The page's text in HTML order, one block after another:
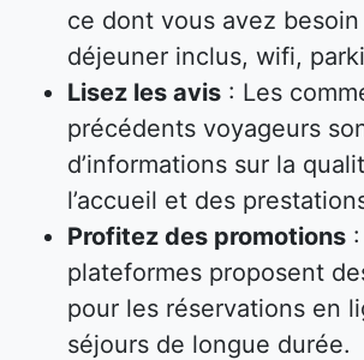
ce dont vous avez
déjeuner inclus, wifi,
Lisez les avis : Les
précédents voyageurs
d’informations sur la
l’accueil et des
Profitez des promotions
plateformes proposent
pour les réservations en
séjours de longue durée.